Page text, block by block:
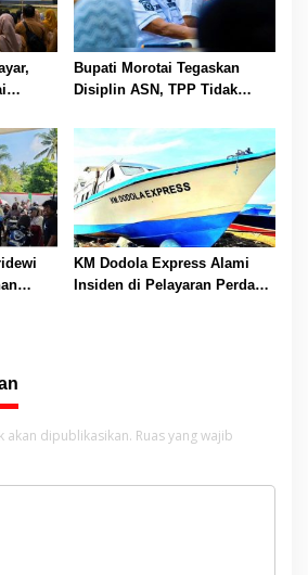
Bupati Morotai Tegaskan
Disiplin ASN, TPP Tidak
Punishment Tetap Berlaku
KM Dodola Express Alami
Insiden di Pelayaran Perdana,
akan dipublikasikan. Ruas yang wajib